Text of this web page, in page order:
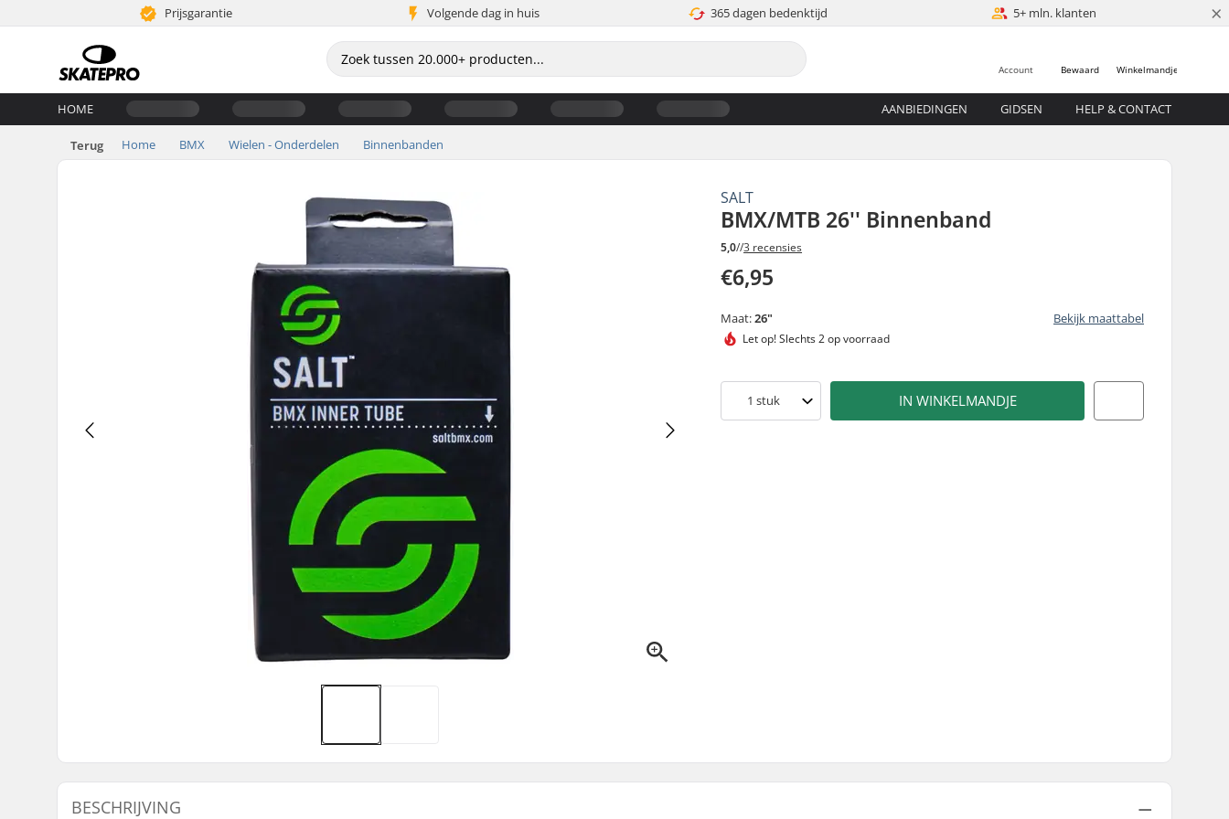
Prijsgarantie Volgende dag in huis 365 dagen bedenktijd 5+ mln. klanten ×
Winkelmandje
Bewaard
Account
HOME AANBIEDINGEN GIDSEN HELP & CONTACT
Terug Home BMX Wielen - Onderdelen Binnenbanden
SALT
BMX/MTB 26'' Binnenband
5,0//3 recensies
€6,95
Maat:26" Bekijk maattabel
Let op!Slechts 2 op voorraad
1 stuk IN WINKELMANDJE
BESCHRIJVING